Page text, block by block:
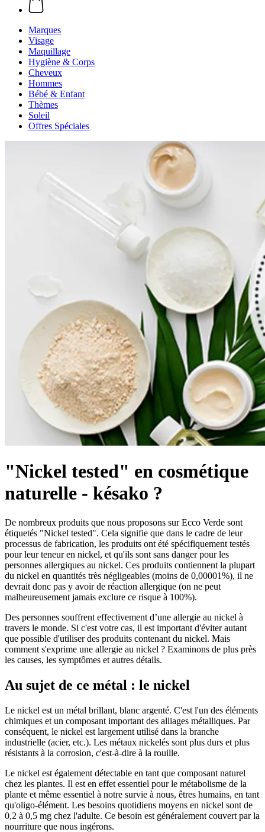
Marques
Visage
Maquillage
Hygiène & Corps
Cheveux
Hommes
Bébé & Enfant
Thèmes
Soleil
Offres Spéciales
"Nickel tested" en cosmétique
naturelle - késako ?
De nombreux produits que nous proposons sur Ecco Verde sont
étiquetés "Nickel tested". Cela signifie que dans le cadre de leur
processus de fabrication, les produits ont été spécifiquement testés
pour leur teneur en nickel, et qu'ils sont sans danger pour les
personnes allergiques au nickel. Ces produits contiennent la plupart
du nickel en quantités très négligeables (moins de 0,00001%), il ne
devrait donc pas y avoir de réaction allergique (on ne peut
malheureusement jamais exclure ce risque à 100%).
Des personnes souffrent effectivement d’une allergie au nickel à
travers le monde. Si c'est votre cas, il est important d'éviter autant
que possible d'utiliser des produits contenant du nickel. Mais
comment s'exprime une allergie au nickel ? Examinons de plus près
les causes, les symptômes et autres détails.
Au sujet de ce métal : le nickel
Le nickel est un métal brillant, blanc argenté. C'est l'un des éléments
chimiques et un composant important des alliages métalliques. Par
conséquent, le nickel est largement utilisé dans la branche
industrielle (acier, etc.). Les métaux nickelés sont plus durs et plus
résistants à la corrosion, c'est-à-dire à la rouille.
Le nickel est également détectable en tant que composant naturel
chez les plantes. Il est en effet essentiel pour le métabolisme de la
plante et même essentiel à notre survie à nous, êtres humains, en tant
qu'oligo-élément. Les besoins quotidiens moyens en nickel sont de
0,2 à 0,5 mg chez l'adulte. Ce besoin est généralement couvert par la
nourriture que nous ingérons.